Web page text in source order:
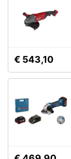
€ 543,10